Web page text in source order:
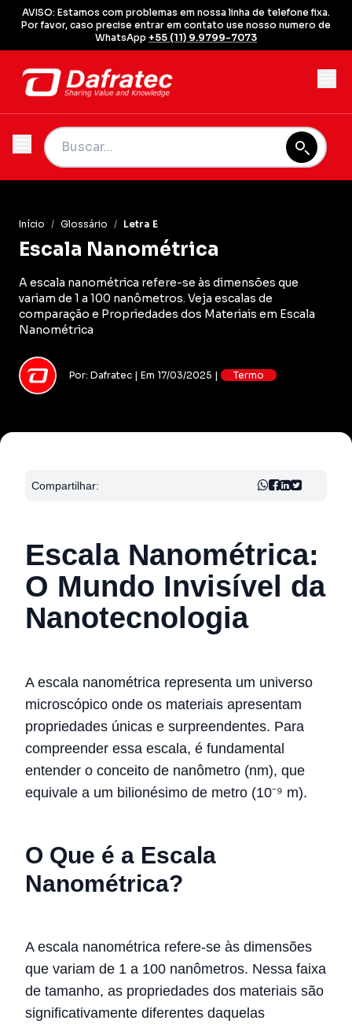
AVISO: Estamos com problemas em nossa linha de telefone fixa.
Por favor, caso precise entrar em contato use nosso numero de
WhatsApp +55 (11) 9.9799-7073
Início / Glossário / Letra E
Escala Nanométrica
A escala nanométrica refere-se às dimensões que
variam de 1 a 100 nanômetros. Veja escalas de
comparação e Propriedades dos Materiais em Escala
Nanométrica
Por: Dafratec | Em 17/03/2025 | Termo
Compartilhar:
Escala Nanométrica:
O Mundo Invisível da
Nanotecnologia
A escala nanométrica representa um universo
microscópico onde os materiais apresentam
propriedades únicas e surpreendentes. Para
compreender essa escala, é fundamental
entender o conceito de nanômetro (nm), que
equivale a um bilionésimo de metro (10⁻⁹ m).
O Que é a Escala
Nanométrica?
A escala nanométrica refere-se às dimensões
que variam de 1 a 100 nanômetros. Nessa faixa
de tamanho, as propriedades dos materiais são
significativamente diferentes daquelas